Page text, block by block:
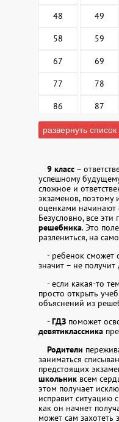
48 49
58 59
67 69
77 78
86 87
95 96
114 115
124 125
134 135
145 146
156 157
166 167
175 176
184 185
194 195
204 205
213 214
развернуть
9 класс –
успешному
сложное и
экзаменов, поэтому
оценками начинают
Безусловно, все эти
решебника. Это
разлениться, на
- ребенок сможет
значит – не
- если какая-то
просто открыть
объяснений из
-ГДЗ поможет
девятиклассника
Родители
заниматься
предстоящих
школьник всем
этом получает
исправит ситуацию
как он начнет
может сам захотеть